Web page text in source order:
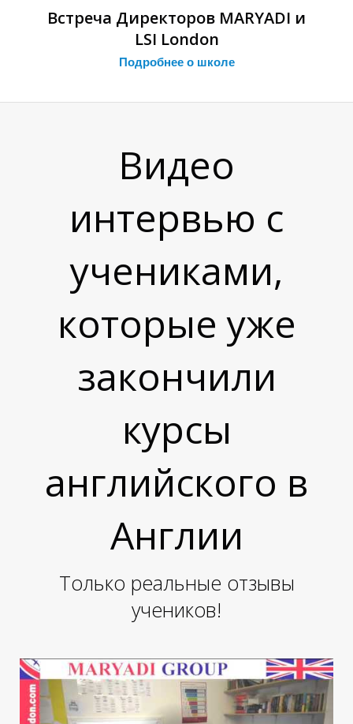
В
Ы
В
Ы
Встреча Директоров MARYADI и
LSI London
Подробнее о школе
Видео
интервью с
учениками,
которые уже
закончили
курсы
английского в
Англии
Только реальные отзывы
учеников!